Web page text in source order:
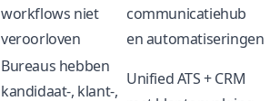
workflows niet
veroorloven
communicatiehub
en automatiseringen
Bureaus hebben
kandidaat-, klant-,
Unified ATS + CRM